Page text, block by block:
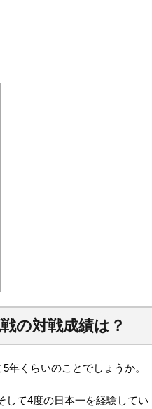
の対戦成績は？
年くらいのことでしょうか。
して4度の日本一を経験してい